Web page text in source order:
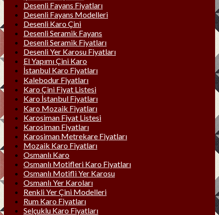
Desenli Fayans Fiyatları
Desenli Fayans Modelleri
Desenli Karo Çini
Desenli Seramik Fayans
Desenli Seramik Fiyatları
Desenli Yer Karosu Fiyatları
El Yapımı Çini Karo
İstanbul Karo Fiyatları
Kalebodur Fiyatları
Karo Çini Fiyat Listesi
Karo İstanbul Fiyatları
Karo Mozaik Fiyatları
Karosiman Fiyat Listesi
Karosiman Fiyatları
Karosiman Metrekare Fiyatları
Mozaik Karo Fiyatları
Osmanlı Karo
Osmanlı Motifleri Karo Fiyatları
Osmanlı Motifli Yer Karosu
Osmanlı Yer Karoları
Renkli Yer Çini Modelleri
Rum Karo Fiyatları
Selçuklu Karo Fiyatları